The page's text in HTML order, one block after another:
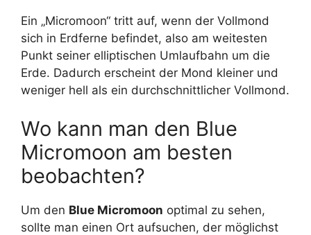
Ein „Micromoon“ tritt auf, wenn der Vollmond
sich in Erdferne befindet, also am weitesten
Punkt seiner elliptischen Umlaufbahn um die
Erde. Dadurch erscheint der Mond kleiner und
weniger hell als ein durchschnittlicher Vollmond.
Wo kann man den Blue
Micromoon am besten
beobachten?
Um den Blue Micromoon optimal zu sehen,
sollte man einen Ort aufsuchen, der möglichst